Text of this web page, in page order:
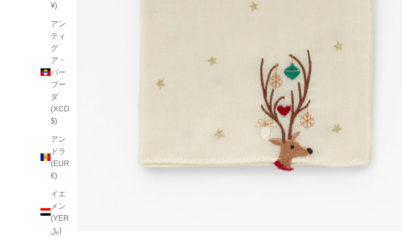
¥)
アン
ティ
グ
ア・
バー
ブー
ダ
(XCD
$)
アン
ドラ
(EUR
€)
イエ
メン
(YER
﷼)